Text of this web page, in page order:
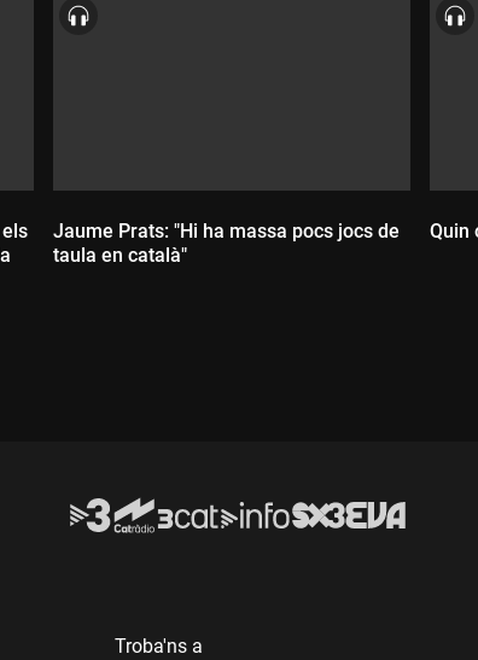
Jaume Prats: "Hi ha massa pocs jocs de
taula en català"
Quin
Troba'ns a